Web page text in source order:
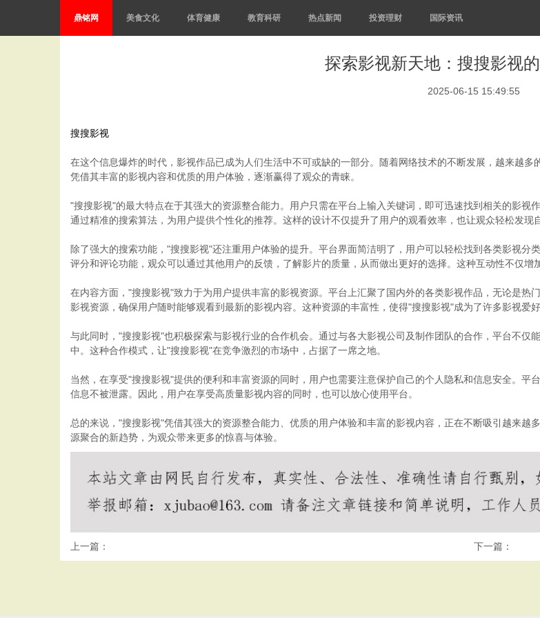
鼎铭网 美食文化 体育健康 教育科研 热点新闻 投资理财 国际资讯
探索影视新天地：搜搜影视
2025-06-15 15:49:55
搜搜影视
在这个信息爆炸的时代，影视作品已成为人们生活中不可或缺的一部分。随着网络技术的不断发展，越来越
凭借其丰富的影视内容和优质的用户体验，逐渐赢得了观众的青睐。
"搜搜影视"的最大特点在于其强大的资源整合能力。用户只需在平台上输入关键词，即可迅速找到相关的影
通过精准的搜索算法，为用户提供个性化的推荐。这样的设计不仅提升了用户的观看效率，也让观众轻松发现
除了强大的搜索功能，"搜搜影视"还注重用户体验的提升。平台界面简洁明了，用户可以轻松找到各类影视
评分和评论功能，观众可以通过其他用户的反馈，了解影片的质量，从而做出更好的选择。这种互动性不仅增
在内容方面，"搜搜影视"致力于为用户提供丰富的影视资源。平台上汇聚了国内外的各类影视作品，无论是
影视资源，确保用户随时能够观看到最新的影视内容。这种资源的丰富性，使得"搜搜影视"成为了许多影视爱好
与此同时，"搜搜影视"也积极探索与影视行业的合作机会。通过与各大影视公司及制作团队的合作，平台不
中。这种合作模式，让"搜搜影视"在竞争激烈的市场中，占据了一席之地。
当然，在享受"搜搜影视"提供的便利和丰富资源的同时，用户也需要注意保护自己的个人隐私和信息安全。
信息不被泄露。因此，用户在享受高质量影视内容的同时，也可以放心使用平台。
总的来说，"搜搜影视"凭借其强大的资源整合能力、优质的用户体验和丰富的影视内容，正在不断吸引越来
源聚合的新趋势，为观众带来更多的惊喜与体验。
上一篇： 下一篇：